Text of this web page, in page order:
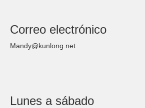
Correo electrónico
Mandy@kunlong.net
Lunes a sábado